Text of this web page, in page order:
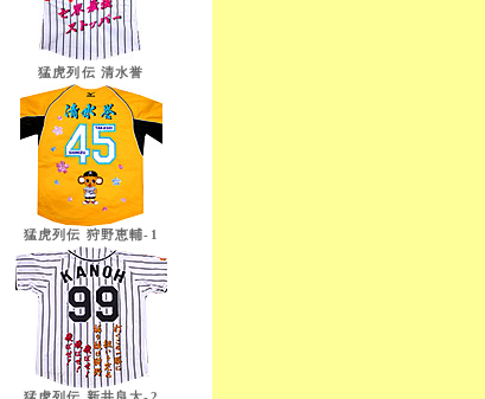
猛虎列伝 清水誉
猛虎列伝 狩野恵輔-1